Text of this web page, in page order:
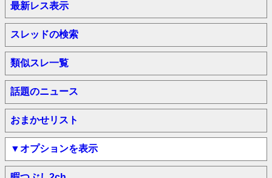
最新レス表示
スレッドの検索
類似スレ一覧
話題のニュース
おまかせリスト
▼オプションを表示